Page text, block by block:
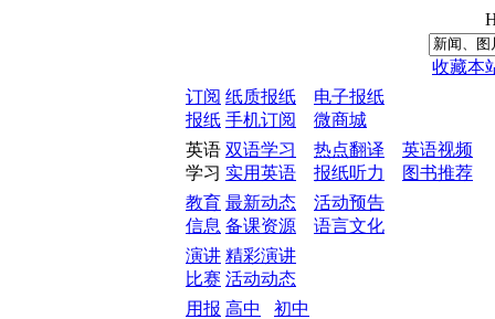
收藏本
订阅
报纸
纸质报纸
电子报纸
手机订阅
微商城
英语
学习
双语学习 热点翻译
英语视频
实用英语
报纸听力
图书推荐
教育
信息
最新动态
活动预告
备课资源
语言文化
演讲
比赛
精彩演讲
活动动态
用报 高中
初中